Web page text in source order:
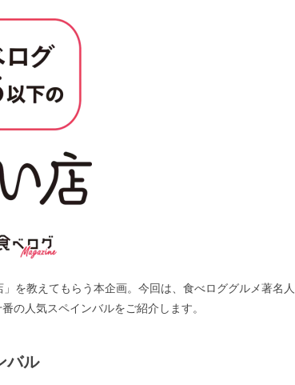
を教えてもらう本企画。今回は、食べロググルメ著名人
の人気スペインバルをご紹介します。
バル